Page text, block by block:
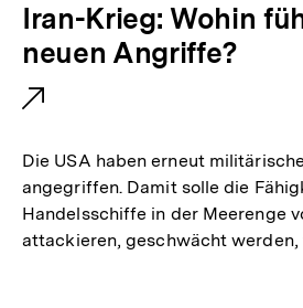
E
x
t
e
r
n
e
r
Iran-Krieg: Wohin
neuen Angriffe?
Die USA haben erneut
angegriffen. Damit solle die
Handelsschiffe in der Meerenge
attackieren, geschwächt